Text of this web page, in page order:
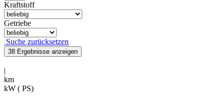
Kraftstoff
Getriebe
Suche zurücksetzen
38 Ergebnisse anzeigen
|
km
kW ( PS)